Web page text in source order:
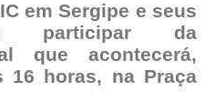
em Sergipe e seus
participar da
que acontecerá,
16 horas, na Praça